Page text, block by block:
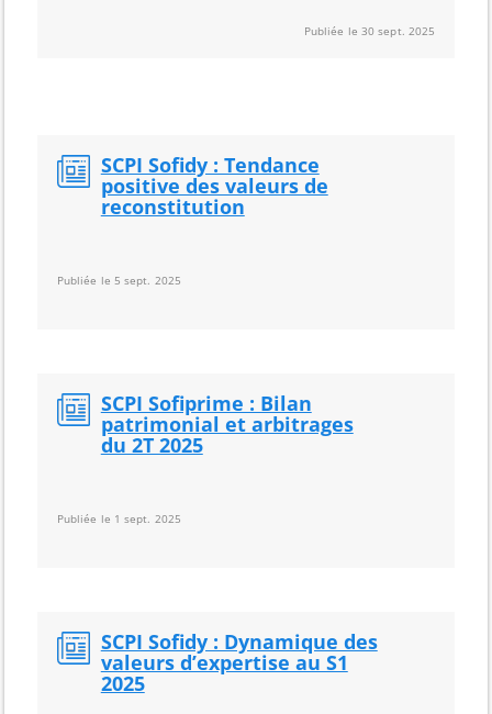
Publiée le 30 sept. 2025
SCPI Sofidy : Tendance
positive des valeurs de
reconstitution
Publiée le 5 sept. 2025
SCPI Sofiprime : Bilan
patrimonial et arbitrages
du 2T 2025
Publiée le 1 sept. 2025
SCPI Sofidy : Dynamique des
valeurs d’expertise au S1
2025